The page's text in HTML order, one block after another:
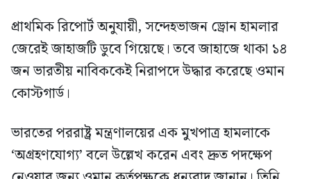
প্রাথমিক রিপোর্ট অনুযায়ী, সন্দেহভাজন ড্রোন হামলার
জেরেই জাহাজটি ডুবে গিয়েছে। তবে জাহাজে থাকা ১৪
জন ভারতীয় নাবিককেই নিরাপদে উদ্ধার করেছে ওমান
কোস্টগার্ড।
ভারতের পররাষ্ট্র মন্ত্রণালয়ের এক মুখপাত্র হামলাকে
‘অগ্রহণযোগ্য’ বলে উল্লেখ করেন এবং দ্রুত পদক্ষেপ